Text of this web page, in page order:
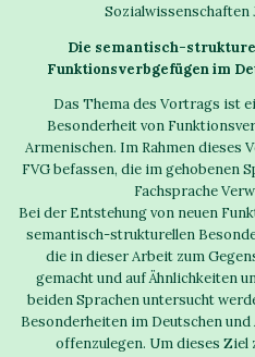
Sozialwissenschaften
Die semantisch-
Funktionsverbgefügen im
Das Thema des Vortrags ist
Besonderheit von
Armenischen. Im Rahmen dieses
FVG befassen, die im gehobenen
Fachsprache
Bei der Entstehung von neuen
semantisch-strukturellen
die in dieser Arbeit zum
gemacht und auf Ähnlichkeiten
beiden Sprachen untersucht
Besonderheiten im Deutschen
offenzulegen. Um dieses